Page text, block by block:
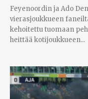
Feyenoordin ja Ado
vierasjoukkueen
kehoitettu tuomaan
heittää kotijoukkueen...